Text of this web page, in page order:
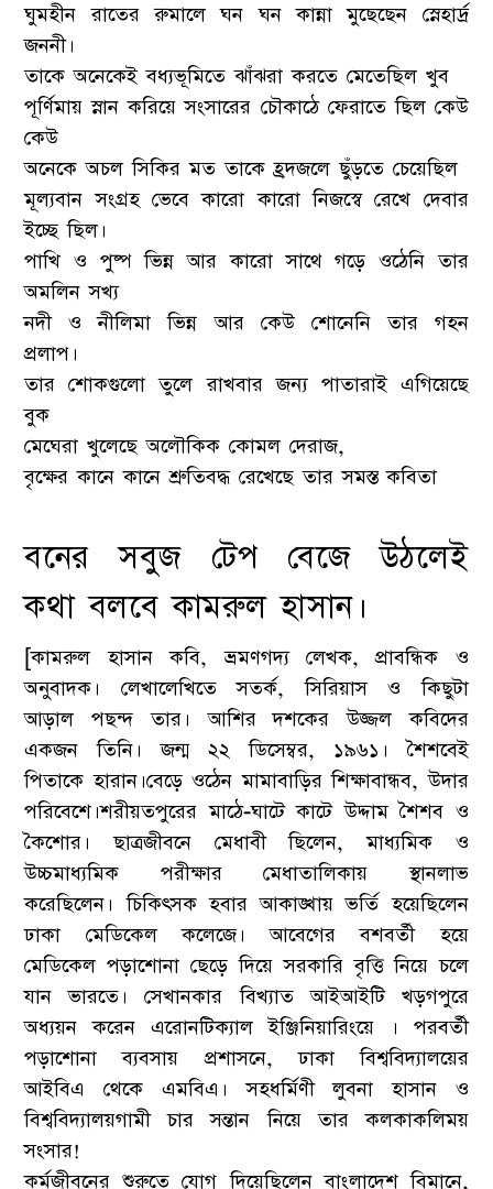
ঘুমহীন রাতের রুমালে ঘন ঘন কান্না মুছেছেন স্নেহার্দ্র
জননী।
তাকে অনেকেই বধ্যভূমিতে ঝাঁঝরা করতে মেতেছিল খুব
পূর্ণিমায় স্নান করিয়ে সংসারের চৌকাঠে ফেরাতে ছিল কেউ
কেউ
অনেকে অচল সিকির মত তাকে হ্রদজলে ছুঁড়তে চেয়েছিল
মূল্যবান সংগ্রহ ভেবে কারো কারো নিজস্বে রেখে দেবার
ইচ্ছে ছিল।
পাখি ও পুষ্প ভিন্ন আর কারো সাথে গড়ে ওঠেনি তার
অমলিন সখ্য
নদী ও নীলিমা ভিন্ন আর কেউ শোনেনি তার গহন
প্রলাপ।
তার শোকগুলো তুলে রাখবার জন্য পাতারাই এগিয়েছে
বুক
মেঘেরা খুলেছে অলৌকিক কোমল দেরাজ,
বৃক্ষের কানে কানে শ্রুতিবদ্ধ রেখেছে তার সমস্ত কবিতা
বনের সবুজ টেপ বেজে উঠলেই
কথা বলবে কামরুল হাসান।
[কামরুল হাসান কবি, ভ্রমণগদ্য লেখক, প্রাবন্ধিক ও
অনুবাদক। লেখালেখিতে সতর্ক, সিরিয়াস ও কিছুটা
আড়াল পছন্দ তার। আশির দশকের উজ্জল কবিদের
একজন তিনি। জন্ম ২২ ডিসেম্বর, ১৯৬১। শৈশবেই
পিতাকে হারান।বেড়ে ওঠেন মামাবাড়ির শিক্ষাবান্ধব, উদার
পরিবেশে।শরীয়তপুরের মাঠে-ঘাটে কাটে উদ্দাম শৈশব ও
কৈশোর। ছাত্রজীবনে মেধাবী ছিলেন, মাধ্যমিক ও
উচ্চমাধ্যমিক পরীক্ষার মেধাতালিকায় স্থানলাভ
করেছিলেন। চিকিৎসক হবার আকাঙ্খায় ভর্তি হয়েছিলেন
ঢাকা মেডিকেল কলেজে। আবেগের বশবর্তী হয়ে
মেডিকেল পড়াশোনা ছেড়ে দিয়ে সরকারি বৃত্তি নিয়ে চলে
যান ভারতে। সেখানকার বিখ্যাত আইআইটি খড়গপুরে
অধ্যয়ন করেন এরোনটিক্যাল ইঞ্জিনিয়ারিংয়ে । পরবর্তী
পড়াশোনা ব্যবসায় প্রশাসনে, ঢাকা বিশ্ববিদ্যালয়ের
আইবিএ থেকে এমবিএ। সহধর্মিণী লুবনা হাসান ও
বিশ্ববিদ্যালয়গামী চার সন্তান নিয়ে তার কলকাকলিময়
সংসার!
কর্মজীবনের শুরুতে যোগ দিয়েছিলেন বাংলাদেশ বিমানে,